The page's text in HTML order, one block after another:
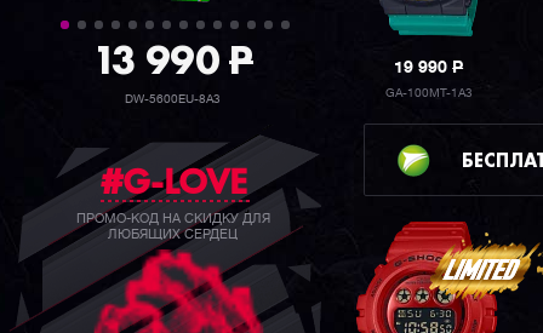
39 990P
GW-B5600BC-1B
#G-LOVE
ПРОМО-КОД НА СКИДКУ ДЛЯ
ЛЮБЯЩИХ СЕРДЕЦ
19 990P
GA-100MT-1A3